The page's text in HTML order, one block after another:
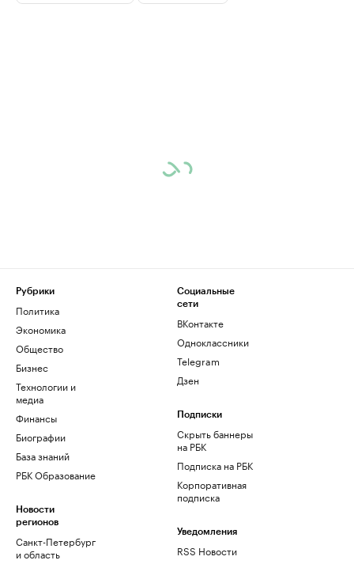
Рубрики
Политика
Экономика
Общество
Бизнес
Технологии и
медиа
Финансы
Биографии
База знаний
РБК Образование
Новости
регионов
Санкт-Петербург
и область
Социальные
сети
ВКонтакте
Одноклассники
Telegram
Дзен
Подписки
Скрыть баннеры
на РБК
Подписка на РБК
Корпоративная
подписка
Уведомления
RSS Новости